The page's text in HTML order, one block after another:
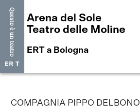
Arena del Sole
Teatro delle Moline
ERT a Bologna
COMPAGNIA PIPPO DELBONO